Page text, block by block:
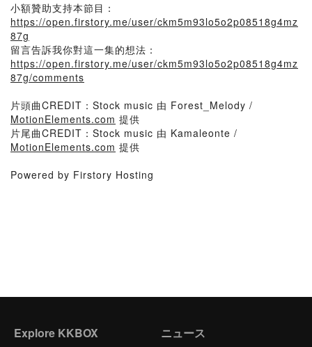
小額贊助支持本節目：
https://open.firstory.me/user/ckm5m93lo5o2p08518g4mz
87g
留言告訴我你對這一集的想法：
https://open.firstory.me/user/ckm5m93lo5o2p08518g4mz
87g/comments
片頭曲CREDIT：Stock music 由 Forest_Melody /
MotionElements.com 提供
片尾曲CREDIT：Stock music 由 Kamaleonte /
MotionElements.com 提供
Powered by Firstory Hosting
Explore KKBOX ニュース